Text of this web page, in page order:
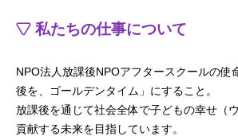
私たちの仕事について
NPO法人放課後NPOアフタースクールの使
後を、ゴールデンタイム」にすること。
放課後を通じて社会全体で子どもの幸せ（
貢献する未来を目指しています。